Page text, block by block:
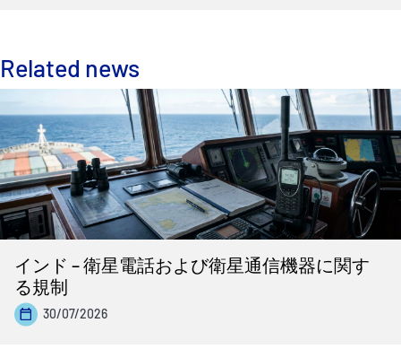
コレスポンデンツ
English 日本語
Related news
インド – 衛星電話および衛星通信機器に関す
る規制
30/07/2026